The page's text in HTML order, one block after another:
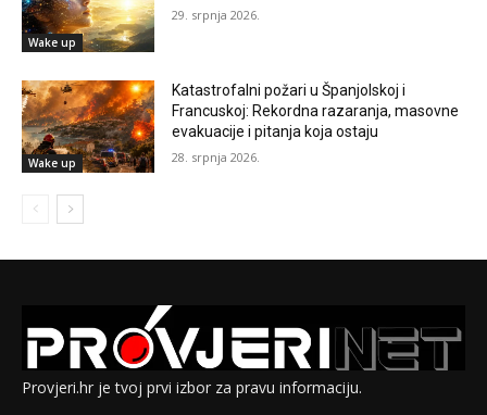
Wake up
29. srpnja 2026.
Wake up
Katastrofalni požari u Španjolskoj i
Francuskoj: Rekordna razaranja, masovne
evakuacije i pitanja koja ostaju
28. srpnja 2026.
Provjeri.hr je tvoj prvi izbor za pravu informaciju.